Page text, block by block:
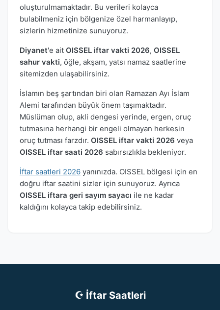
oluşturulmamaktadır. Bu verileri kolayca
bulabilmeniz için bölgenize özel harmanlayıp,
sizlerin hizmetinize sunuyoruz.
Diyanet'e ait OISSEL iftar vakti 2026, OISSEL
sahur vakti, öğle, akşam, yatsı namaz saatlerine
sitemizden ulaşabilirsiniz.
İslamın beş şartından biri olan Ramazan Ayı İslam
Alemi tarafından büyük önem taşımaktadır.
Müslüman olup, akli dengesi yerinde, ergen, oruç
tutmasına herhangi bir engeli olmayan herkesin
oruç tutması farzdır. OISSEL iftar vakti 2026 veya
OISSEL iftar saati 2026 sabırsızlıkla bekleniyor.
İftar saatleri 2026 yanınızda. OISSEL bölgesi için en
doğru iftar saatini sizler için sunuyoruz. Ayrıca
OISSEL iftara geri sayım sayacı ile ne kadar
kaldığını kolayca takip edebilirsiniz.
☪ İftar Saatleri